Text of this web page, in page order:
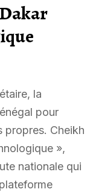
la
pour
propres. Cheikh
»,
nationale qui